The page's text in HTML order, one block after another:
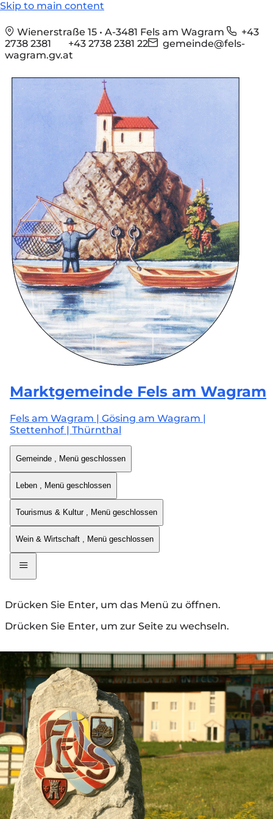
Skip to main content
Wienerstraße 15 • A-3481 Fels am Wagram
+43
2738 2381
+43 2738 2381 22
gemeinde@fels-
wagram.gv.at
Marktgemeinde Fels am Wagram
Fels am Wagram | Gösing am Wagram |
Stettenhof | Thürnthal
Gemeinde , Menü geschlossen
Leben , Menü geschlossen
Tourismus & Kultur , Menü geschlossen
Wein & Wirtschaft , Menü geschlossen
Drücken Sie Enter, um das Menü zu öffnen.
Drücken Sie Enter, um zur Seite zu wechseln.